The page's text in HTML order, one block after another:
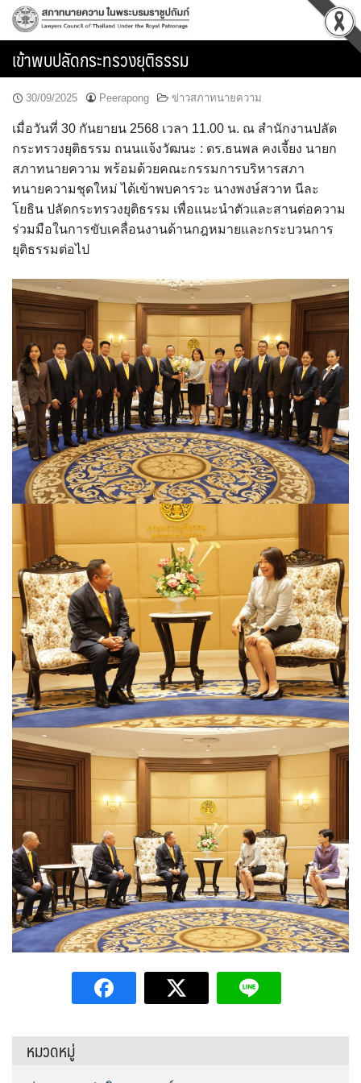
Skip
content
เข้าพบปลัดกระทรวงยุติธรรม
30/09/2025 Peerapong ข่าวสภาทนายความ
เมื่อวันที่ 30 กันยายน 2568 เวลา 11.00 น. ณ สำนักงานปลัด
กระทรวงยุติธรรม ถนนแจ้งวัฒนะ : ดร.ธนพล คงเจี้ยง นายก
สภาทนายความ พร้อมด้วยคณะกรรมการบริหารสภา
ทนายความชุดใหม่ ได้เข้าพบคารวะ นางพงษ์สวาท นีละ
โยธิน ปลัดกระทรวงยุติธรรม เพื่อแนะนำตัวและสานต่อความ
ร่วมมือในการขับเคลื่อนงานด้านกฎหมายและกระบวนการ
ยุติธรรมต่อไป
หมวดหมู่